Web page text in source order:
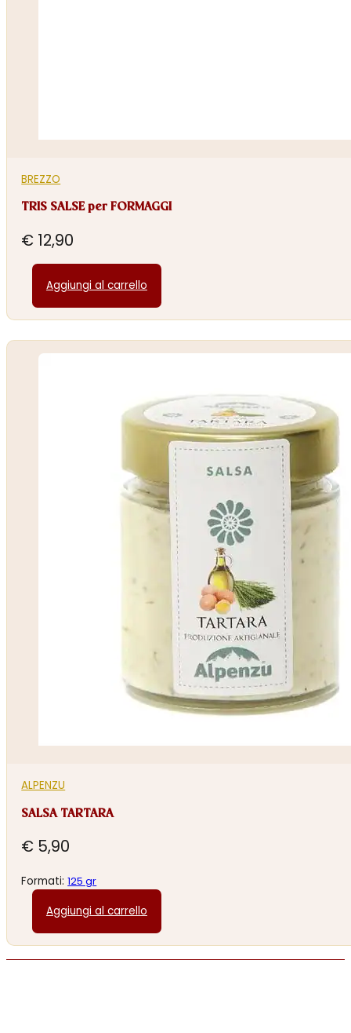
BREZZO
TRIS SALSE per FORMAGGI
€ 12,90
Aggiungi al carrello
ALPENZU
SALSA TARTARA
€ 5,90
Formati:125 gr
Aggiungi al carrello